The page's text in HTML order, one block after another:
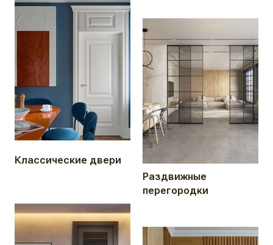
Классические двери
Раздвижные
перегородки